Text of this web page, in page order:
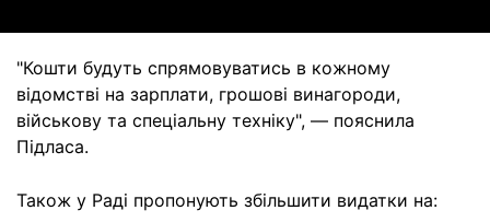
"Кошти будуть спрямовуватись в кожному
відомстві на зарплати, грошові винагороди,
військову та спеціальну техніку", — пояснила
Підласа.
Також у Раді пропонують збільшити видатки на: